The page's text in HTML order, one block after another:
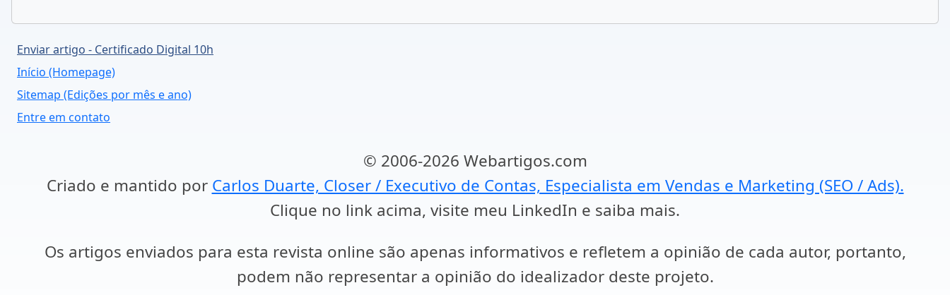
Enviar artigo - Certificado Digital 10h
Início (Homepage)
Sitemap (Edições por mês e ano)
Entre em contato
© 2006-2026 Webartigos.com
Criado e mantido por Carlos Duarte, Closer / Executivo de Contas, Especialista em Vendas e Marketing (SEO / Ads).
Clique no link acima, visite meu LinkedIn e saiba mais.
Os artigos enviados para esta revista online são apenas informativos e refletem a opinião de cada autor, portanto,
podem não representar a opinião do idealizador deste projeto.